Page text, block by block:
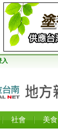
入
社會 美食